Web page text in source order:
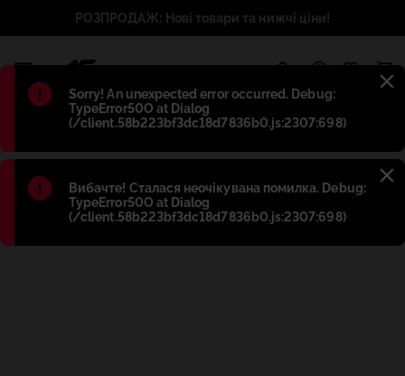
Błąd:
Sorry! An unexpected error occurred. Debug:
TypeError50O at Dialog
(/client.58b223bf3dc18d7836b0.js:2307:698)
Błąd:
Вибачте! Сталася неочікувана помилка. Debug:
TypeError50O at Dialog
(/client.58b223bf3dc18d7836b0.js:2307:698)
РОЗПРОДАЖ: Нові товари та нижчі ціни!